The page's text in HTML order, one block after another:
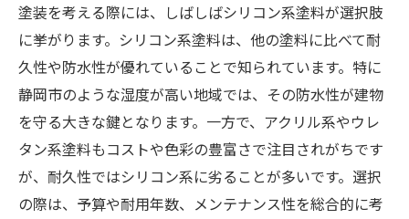
塗装を考える際には、しばしばシリコン系塗料が選択肢
に挙がります。シリコン系塗料は、他の塗料に比べて耐
久性や防水性が優れていることで知られています。特に
静岡市のような湿度が高い地域では、その防水性が建物
を守る大きな鍵となります。一方で、アクリル系やウレ
タン系塗料もコストや色彩の豊富さで注目されがちです
が、耐久性ではシリコン系に劣ることが多いです。選択
の際は、予算や耐用年数、メンテナンス性を総合的に考